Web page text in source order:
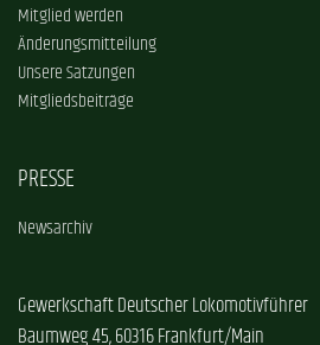
Mitglied werden
Änderungsmitteilung
Unsere Satzungen
Mitgliedsbeiträge
PRESSE
Newsarchiv
Gewerkschaft Deutscher Lokomotivführer
Baumweg 45, 60316 Frankfurt/Main